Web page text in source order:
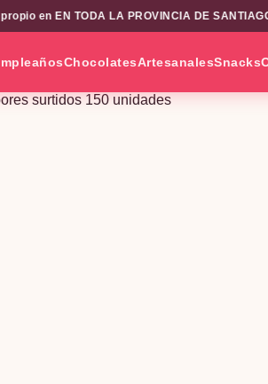
en EN TODA LA PROVINCIA DE
ChocolatesArtesanalesSnacks
surtidos 150 unidades